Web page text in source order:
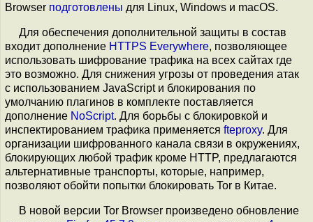
Browser подготовлены для Linux, Windows и macOS.
Для обеспечения дополнительной защиты в состав
входит дополнение HTTPS Everywhere, позволяющее
использовать шифрование трафика на всех сайтах где
это возможно. Для снижения угрозы от проведения атак
с использованием JavaScript и блокирования по
умолчанию плагинов в комплекте поставляется
дополнение NoScript. Для борьбы с блокировкой и
инспектированием трафика применяется fteproxy. Для
организации шифрованного канала связи в окружениях,
блокирующих любой трафик кроме HTTP, предлагаются
альтернативные транспорты, которые, например,
позволяют обойти попытки блокировать Tor в Китае.
В новой версии Tor Browser произведено обновление